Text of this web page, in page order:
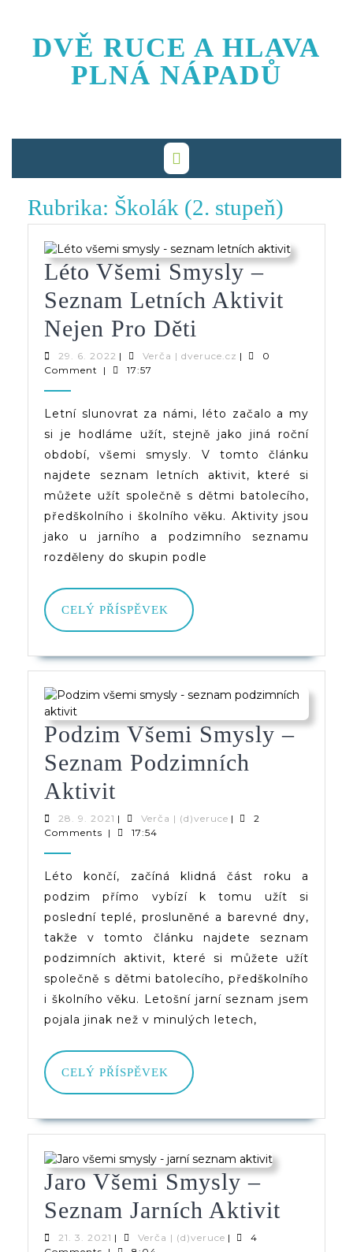
content
DVĚ RUCE A HLAVA
PLNÁ NÁPADŮ
Rubrika: Školák (2. stupeň)
Léto Všemi Smysly –
Seznam Letních Aktivit
Nejen Pro Děti
Všemi
–
Seznam
Letních
Aktivit
Nejen
Pro
29. 6. 2022 29.
6.
| Verča | dveruce.cz Verča
|
0
Comment
| 17:57
Letní slunovrat za námi, léto začalo a my
si je hodláme užít, stejně jako jiná roční
období, všemi smysly. V tomto článku
najdete seznam letních aktivit, které si
můžete užít společně s dětmi batolecího,
předškolního i školního věku. Aktivity jsou
jako u jarního a podzimního seznamu
rozděleny do skupin podle
CELÝ PŘÍSPĚVEK
CELÝ
PŘÍSPĚVEK
Podzim Všemi Smysly –
Seznam Podzimních
Aktivit
Všemi
–
Seznam
Podzimních
Aktivit
28. 9. 2021 28.
9.
| Verča | (d)veruceVerča
|
2
Comments | 17:54
Léto končí, začíná klidná část roku a
podzim přímo vybízí k tomu užít si
poslední teplé, prosluněné a barevné dny,
takže v tomto článku najdete seznam
podzimních aktivit, které si můžete užít
společně s dětmi batolecího, předškolního
i školního věku. Letošní jarní seznam jsem
pojala jinak než v minulých letech,
CELÝ PŘÍSPĚVEK
CELÝ
PŘÍSPĚVEK
Jaro Všemi Smysly –
Seznam Jarních Aktivit
21. 3. 2021 21.
| Verča | (d)veruceVerča
|
4